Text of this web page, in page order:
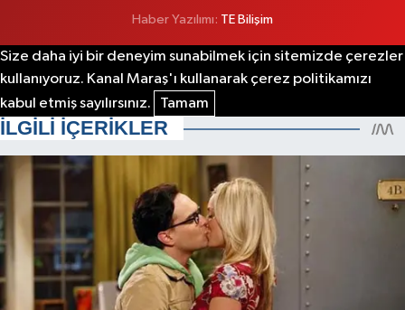
Haber Yazılımı: TE Bilişim
Size daha iyi bir deneyim sunabilmek için sitemizde çerezler
kullanıyoruz. Kanal Maraş'ı kullanarak çerez politikamızı
kabul etmiş sayılırsınız.
Tamam